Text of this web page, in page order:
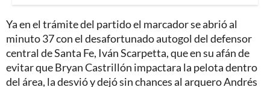
Ya en el trámite del partido el marcador se abrió al
minuto 37 con el desafortunado autogol del defensor
central de Santa Fe, Iván Scarpetta, que en su afán de
evitar que Bryan Castrillón impactara la pelota dentro
del área, la desvió y dejó sin chances al arquero Andrés